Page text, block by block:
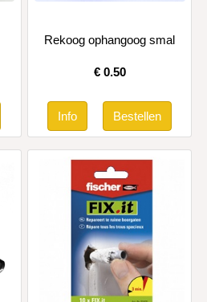
Rekoog ophangoog smal
€ 0.50